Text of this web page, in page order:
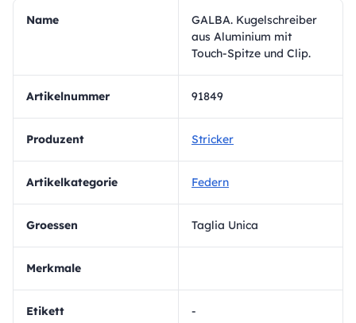
Name
GALBA. Kugelschreiber
aus Aluminium mit
Touch-Spitze und Clip.
Artikelnummer 91849
Produzent Stricker
Artikelkategorie Federn
Groessen Taglia Unica
Merkmale
Etikett -